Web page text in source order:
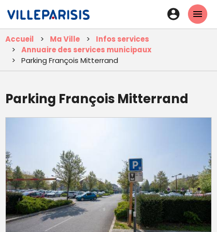
contenu
principal
En-
tête
Accueil Ma Ville
Infos services
Annuaire des services municipaux
Parking François Mitterrand
Parking François Mitterrand